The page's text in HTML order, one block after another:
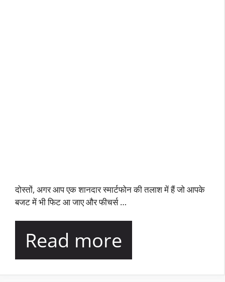
दोस्तों, अगर आप एक शानदार स्मार्टफोन की तलाश में हैं जो आपके
बजट में भी फिट आ जाए और फीचर्स …
Read more